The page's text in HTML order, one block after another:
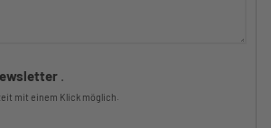
.
mit einem Klick möglich.